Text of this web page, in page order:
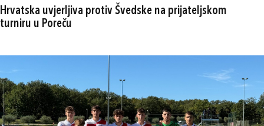
Hrvatska uvjerljiva protiv Švedske na prijateljskom
turniru u Poreču